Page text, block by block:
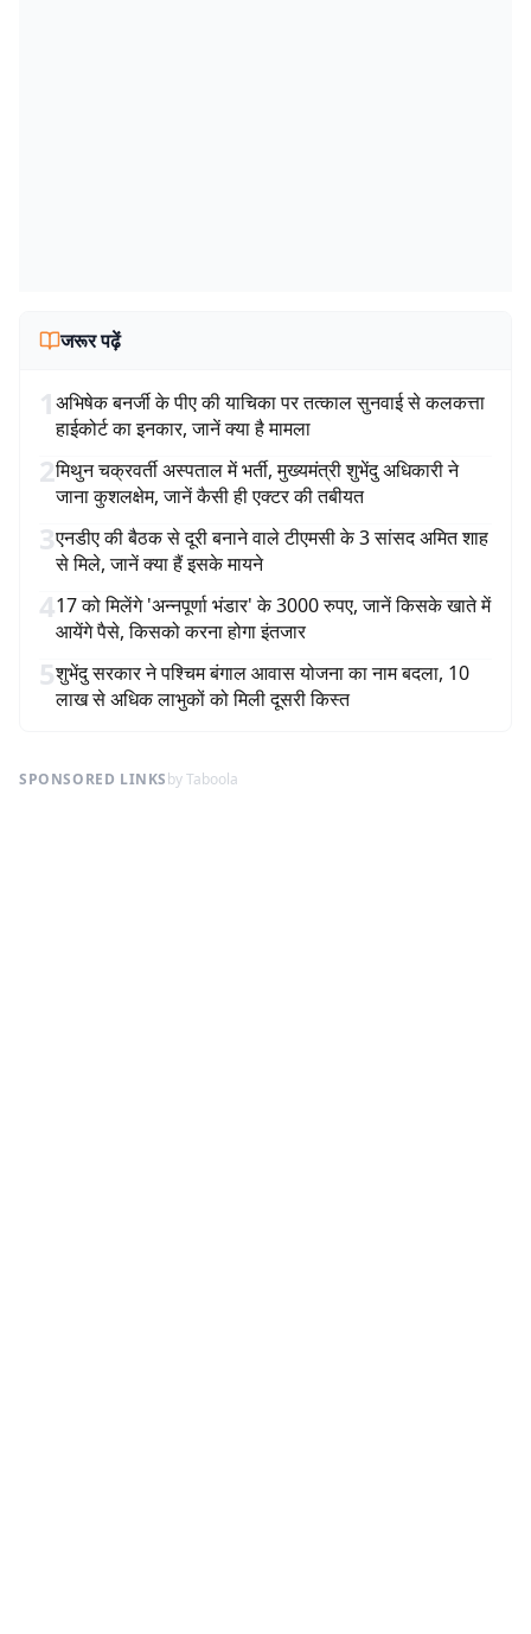
जरूर पढ़ें
1अभिषेक बनर्जी के पीए की याचिका पर तत्काल सुनवाई से कलकत्ता
हाईकोर्ट का इनकार, जानें क्या है मामला
2मिथुन चक्रवर्ती अस्पताल में भर्ती, मुख्यमंत्री शुभेंदु अधिकारी ने
जाना कुशलक्षेम, जानें कैसी ही एक्टर की तबीयत
3एनडीए की बैठक से दूरी बनाने वाले टीएमसी के 3 सांसद अमित शाह
से मिले, जानें क्या हैं इसके मायने
417 को मिलेंगे 'अन्नपूर्णा भंडार' के 3000 रुपए, जानें किसके खाते में
आयेंगे पैसे, किसको करना होगा इंतजार
5शुभेंदु सरकार ने पश्चिम बंगाल आवास योजना का नाम बदला, 10
लाख से अधिक लाभुकों को मिली दूसरी किस्त
SPONSORED LINKSby Taboola